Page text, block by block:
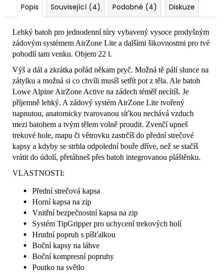
Popis Související (4) Podobné (4) Diskuze
Lehký batoh pro jednodenní túry vybavený vysoce prodyšným
zádovým systémem AirZone Lite a dalšími šikovnostmi pro tvé
pohodlí tam venku. Objem 22 l.
Výš a dál a zkrátka pořád někam pryč. Možná tě pálí slunce na
zátylku a možná si co chvíli musíš setřít pot z těla. Ale batoh
Lowe Alpine AirZone Active na zádech téměř necítíš. Je
příjemně lehký. A zádový systém AirZone Lite tvořený
napnutou, anatomicky tvarovanou síťkou nechává vzduch
mezi batohem a tvým tělem volně proudit. Zvenčí upneš
trekové hole, mapu či větrovku zastrčíš do přední strečové
kapsy a kdyby se strhla odpolední bouře dříve, než se stačíš
vrátit do údolí, přetáhneš přes batoh integrovanou pláštěnku.
VLASTNOSTI:
Přední strečová kapsa
Horní kapsa na zip
Vnitřní bezpečnostní kapsa na zip
Systém TipGripper pro uchycení trekových holí
Hrudní popruh s píšťalkou
Boční kapsy na láhve
Boční kompresní popruhy
Poutko na světlo